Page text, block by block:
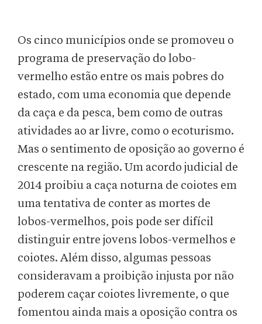
Os cinco municípios onde se promoveu o
programa de preservação do lobo-
vermelho estão entre os mais pobres do
estado, com uma economia que depende
da caça e da pesca, bem como de outras
atividades ao ar livre, como o ecoturismo.
Mas o sentimento de oposição ao governo é
crescente na região. Um acordo judicial de
2014 proibiu a caça noturna de coiotes em
uma tentativa de conter as mortes de
lobos-vermelhos, pois pode ser difícil
distinguir entre jovens lobos-vermelhos e
coiotes. Além disso, algumas pessoas
consideravam a proibição injusta por não
poderem caçar coiotes livremente, o que
fomentou ainda mais a oposição contra os